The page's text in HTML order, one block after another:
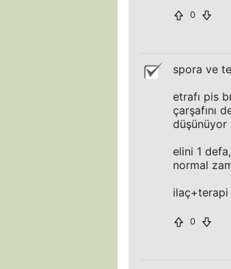
0
spora ve
etrafı pis
çarşafını
düşünüyor
elini 1 defa,
normal
ilaç+terapi
0